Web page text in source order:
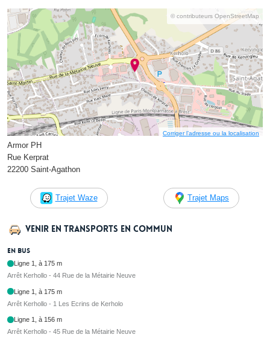
© contributeurs OpenStreetMap
Corriger l’adresse ou la localisation
Armor PH
Rue Kerprat
22200 Saint-Agathon
Trajet Waze Trajet Maps
Venir en transports en commun
En bus
Ligne 1, à 175 m
Arrêt Kerhollo - 44 Rue de la Métairie Neuve
Ligne 1, à 175 m
Arrêt Kerhollo - 1 Les Ecrins de Kerholo
Ligne 1, à 156 m
Arrêt Kerhollo - 45 Rue de la Métairie Neuve